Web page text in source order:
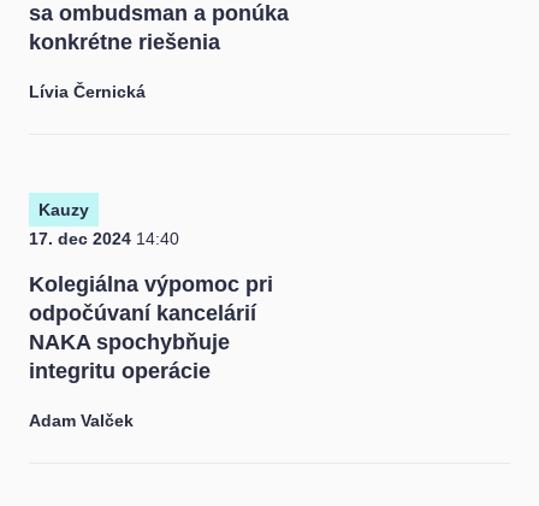
sa ombudsman a ponúka
konkrétne riešenia
Lívia Černická
Kauzy
17. dec 2024 14:40
Kolegiálna výpomoc pri
odpočúvaní kancelárií
NAKA spochybňuje
integritu operácie
Adam Valček